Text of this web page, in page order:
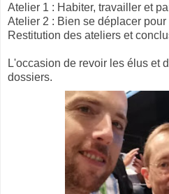
Atelier 1 : Habiter, travailler et
Atelier 2 : Bien se déplacer
Restitution des ateliers et
L'occasion de revoir les élus et
dossiers.